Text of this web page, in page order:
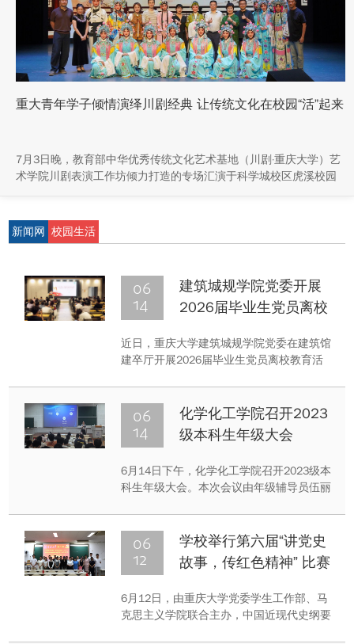
重大青年学子倾情演绎川剧经典 让传统文化在校园“活”起来
7月3日晚，教育部中华优秀传统文化艺术基地（川剧·重庆大学）艺
术学院川剧表演工作坊倾力打造的专场汇演于科学城校区虎溪校园
新闻网
校园生活
06
14
建筑城规学院党委开展
2026届毕业生党员离校
近日，重庆大学建筑城规学院党委在建筑馆
建卒厅开展2026届毕业生党员离校教育活
全体毕业生党员、各党支部支委参加。
06
14
化学化工学院召开2023
级本科生年级大会
6月14日下午，化学化工学院召开2023级本
科生年级大会。本次会议由年级辅导员伍丽
06
12
学校举行第六届“讲党史
故事，传红色精神” 比赛
6月12日，由重庆大学党委学生工作部、马
克思主义学院联合主办，中国近现代史纲要